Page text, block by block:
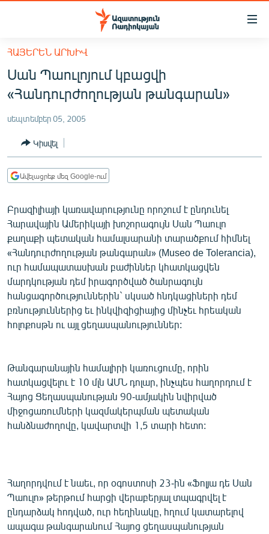
Մատչելիության
հիմնական
բովանդակությանը
Անցնել
հիմնական
մենյուին
ՔԱՂԱՔԱԿԱՆ
ԸՆՏՐՈՒԹՅՈՒՆՆԵՐ 2026
ԻՐԱՎՈՒՆՔ
ՀԱՍԱՐԱԿՈՒԹՅՈՒՆ
ՂԱՐԱԲԱՂ
ՊԱՏԵՐԱԶՄԻ 6 ՇԱԲԱԹՆԵՐԸ
ՏԱՐԱԾԱՇՐՋԱՆ
ՄԻՋԱԶԳԱՅԻՆ
ՄՇԱԿՈՒՅԹ
ՍՊՈՐՏ
ՏՏ ԵՒ ԻՆՏԵՐՆԵՏ
ԿՈՐՈՆԱՎԻՐՈՒՍ
ԱՐԽԻՎ
ՏԵՍԱՆՅՈՒԹԵՐ
ՓՈԴՔԱՍԹ
Հայերեն
ՀԱՅԵՐԵՆ ԱՐԽԻՎ
Սան Պաուլոյում կբացվի
«Հանդուրժողության թանգարան»
սեպտեմբեր 05, 2005
Կիսվել
Ավելացրեք մեզ Google-ում
Բրազիլիայի կառավարությունը որոշում է ընդունել
Հարավային Ամերիկայի խոշորագույն Սան Պաուլո
քաղաքի պետական համալսարանի տարածքում հիմնել
«Հանդուրժողության թանգարան» (Museo de Tolerancia),
ուր համապատասխան բաժիններ կհատկացվեն
մարդկության դեմ իրագործված ծանրագույն
հանցագործություններին` սկսած հնդկացիների դեմ
բռնություններից եւ ինկվիզիցիայից մինչեւ հրեական
հոլոքոսթն ու այլ ցեղասպանություններ:
Թանգարանային համալիրի կառուցումը, որին
հատկացվելու է 10 մլն ԱՄՆ դոլար, ինչպես հաղորդում է
Հայոց Ցեղասպանության 90-ամյակին նվիրված
միջոցառումների կազմակերպման պետական
հանձնաժողովը, կավարտվի 1,5 տարի հետո:
Հաղորդվում է նաեւ, որ օգոստոսի 23-ին «Ֆոլյա դե Սան
Պաուլո» թերթում հարցի վերաբերյալ տպագրվել է
ընդարձակ հոդված, ուր հեղինակը, հղում կատարելով
ապագա թանգարանում Հայոց ցեղասպանության